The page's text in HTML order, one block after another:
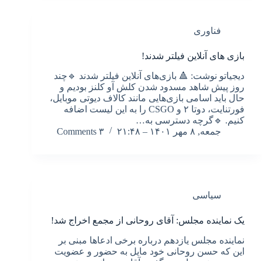
فناوری
بازی های آنلاین فیلتر شدند!
دیجیاتو نوشت: 🔺️ بازی‌های آنلاین فیلتر شدند 🔹️چند
روز پیش شاهد مسدود شدن کلش آو کلنز بودیم و
حال باید اسامی بازی‌هایی مانند کالاف دیوتی موبایل،
فورتنایت، دوتا ۲ و CSGO را به این لیست اضافه
کنیم. 🔹️گرچه دسترسی به…
جمعه, ۸ مهر ۱۴۰۱ – ۲۱:۴۸
۳ Comments
سیاسی
یک نماینده مجلس: آقای روحانی از مجمع اخراج شد!
نماینده مجلس یازدهم درباره برخی ادعاها مبنی بر
این که حسن روحانی خود مایل به حضور و عضویت